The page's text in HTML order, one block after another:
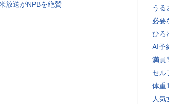
放送がNPBを絶賛
うる
必要
ひろ
AI予
満員
セル
体重
人気